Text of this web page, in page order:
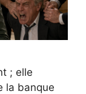
; elle
la banque